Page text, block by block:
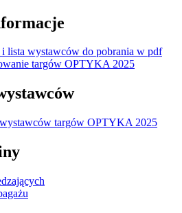
i lista wystawców do pobrania w pdf
targów OPTYKA 2025
targów OPTYKA 2025